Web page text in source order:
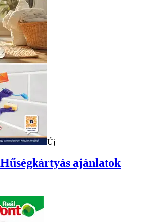
Új
Hűségkártyás ajánlatok